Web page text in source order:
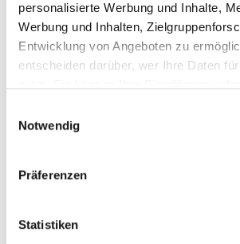
personalisierte Werbung und Inhalte,
Werbung und Inhalten,
Entwicklung von Angeboten zu
entscheiden darüber, wer Ihre Daten
Trigger Symbol ändern oder widerrufen
Informationen über Ihre
können
Notwendig
Präferenzen
Statistiken
Wasserdichtes Gewebe.
Baumwolle 54%